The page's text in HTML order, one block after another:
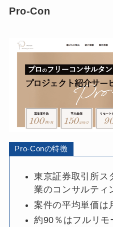
Pro-Con
Pro-Conの特徴
東京証券取引所ス
業のコンサルティ
案件の平均単価は
約90％はフルリモ